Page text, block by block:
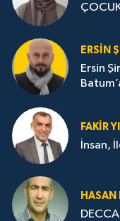
ERSIN
Ersin
FAKIR
İnsan,
HASAN